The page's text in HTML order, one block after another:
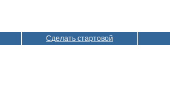
Сделать стартовой